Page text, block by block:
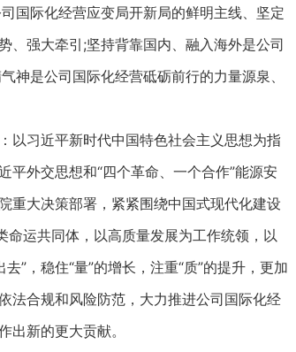
国际化经营应变局开新局的鲜明主线、坚定
、强大牵引;坚持背靠国内、融入海外是公司
神是公司国际化经营砥砺前行的力量源泉、
习近平新时代中国特色社会主义思想为指
外交思想和“四个革命、一个合作”能源安
重大决策部署，紧紧围绕中国式现代化建设
命运共同体，以高质量发展为工作统领，以
”，稳住“量”的增长，注重“质”的提升，更加
法合规和风险防范，大力推进公司国际化经
新的更大贡献。